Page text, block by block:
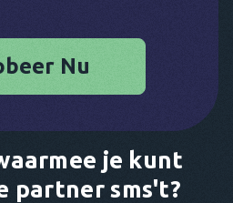
Nu
je kunt
partner sms't?